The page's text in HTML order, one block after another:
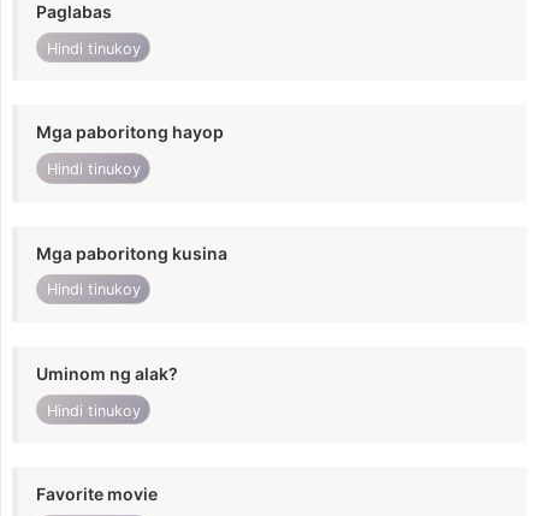
Paglabas
Hindi tinukoy
Mga paboritong hayop
Hindi tinukoy
Mga paboritong kusina
Hindi tinukoy
Uminom ng alak?
Hindi tinukoy
Favorite movie